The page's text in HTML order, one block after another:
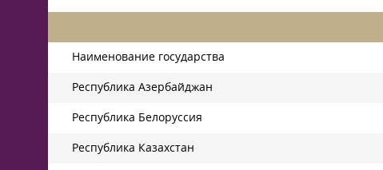
Наименование государства
Республика Азербайджан
Республика Белоруссия
Республика Казахстан